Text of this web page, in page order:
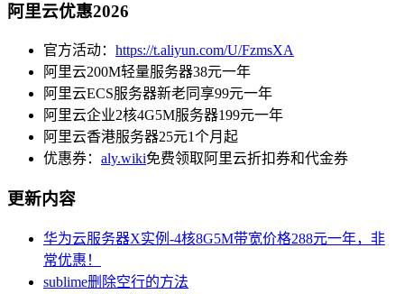
阿里云优惠2026
官方活动： https://t.aliyun.com/U/FzmsXA
阿里云200M轻量服务器38元一年
阿里云ECS服务器新老同享99元一年
阿里云企业2核4G5M服务器199元一年
阿里云香港服务器25元1个月起
优惠券： aly.wiki免费领取阿里云折扣券和代金券
更新内容
华为云服务器X实例-4核8G5M带宽价格288元一年，非
常优惠！
sublime删除空行的方法